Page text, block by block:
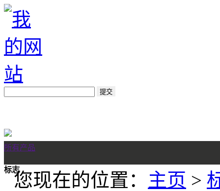
所有产品
标志您现在的位置： 主页 >